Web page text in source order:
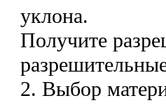
уклона.
Получите
2. Выбор